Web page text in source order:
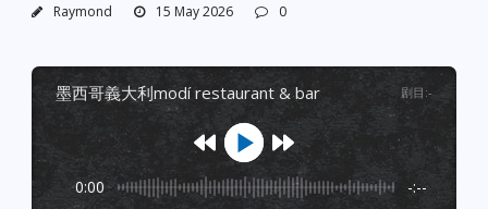
Raymond 15 May 2026 0
墨西哥義大利modí restaurant & bar 剧目 :-
0:00 -:--